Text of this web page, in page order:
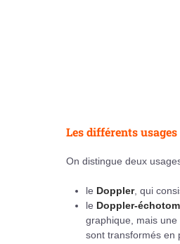
Les différents
On distingue deux
le Doppler, qui
le Doppler-
graphique, mais
sont transformés en